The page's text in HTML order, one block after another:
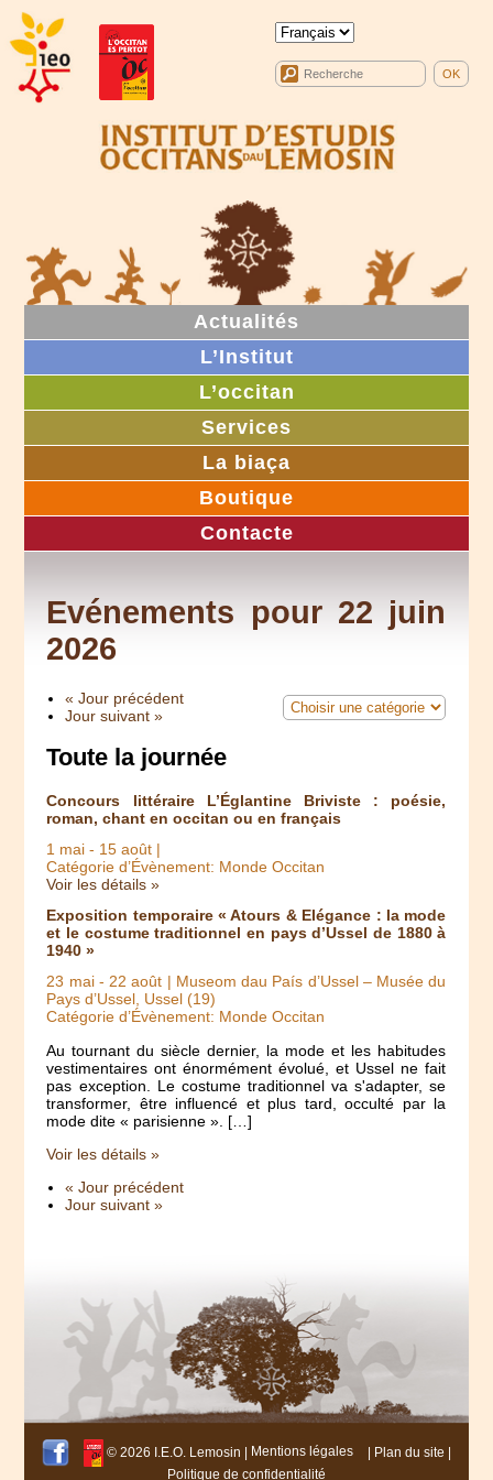
Actualités
L’Institut
L’occitan
Services
La biaça
Boutique
Contacte
Evénements pour 22 juin
2026
« Jour précédent
Jour suivant »
Toute la journée
Concours littéraire L’Églantine Briviste : poésie,
roman, chant en occitan ou en français
1 mai - 15 août |
Catégorie d’Évènement: Monde Occitan
Voir les détails »
Exposition temporaire « Atours & Elégance : la mode
et le costume traditionnel en pays d’Ussel de 1880 à
1940 »
23 mai-22 août | Museom dau País d’Ussel – Musée du
Pays d’Ussel, Ussel (19)
Catégorie d’Évènement: Monde Occitan
Au tournant du siècle dernier, la mode et les habitudes
vestimentaires ont énormément évolué, et Ussel ne fait
pas exception. Le costume traditionnel va s'adapter, se
transformer, être influencé et plus tard, occulté par la
mode dite « parisienne ». […]
Voir les détails »
« Jour précédent
Jour suivant »
© 2026 I.E.O. Lemosin | Mentions légales | Plan du site |
Politique de confidentialité